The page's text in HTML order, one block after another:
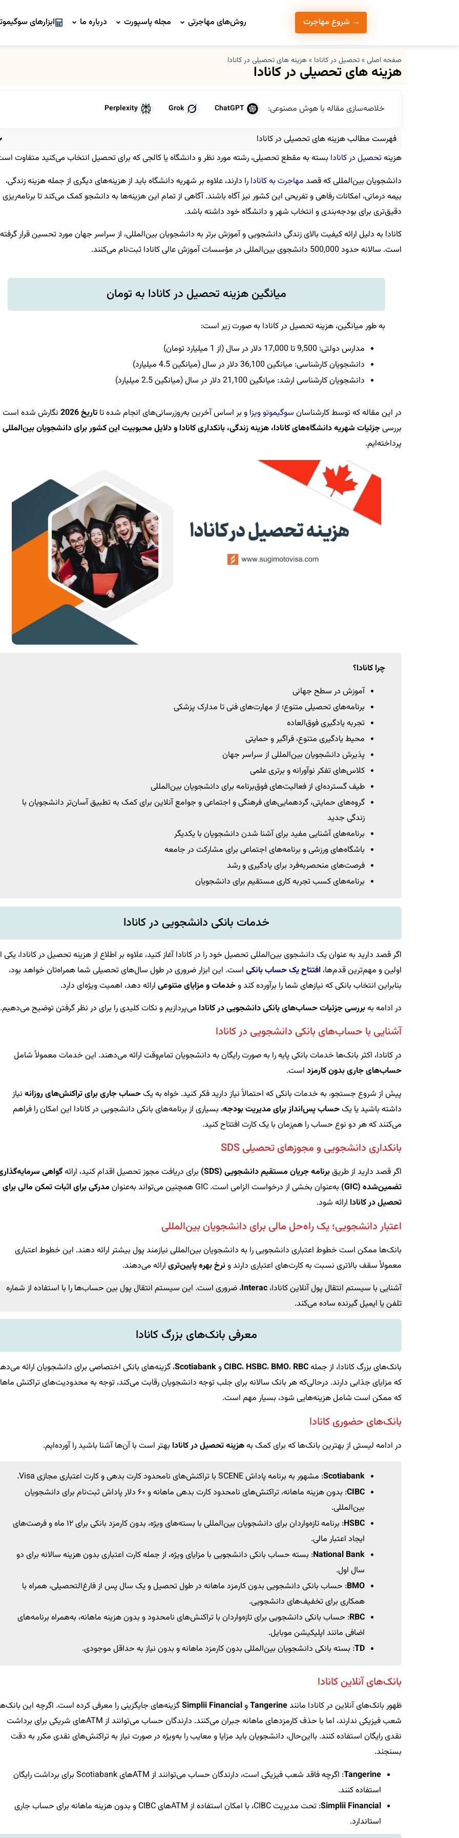
روش‌های مهاجرتی مجله پاسپورت درباره ما ابزارهای → شروع مهاجرت
صفحه اصلی»تحصیل در کانادا » هزینه های تحصیلی در کانادا
هزینه های تحصیلی در کانادا
خلاصه‌سازی مقاله با هوش مصنوعی: ChatGPT
Grok
Perplexity
فهرست مطالب هزینه های تحصیلی در کانادا
هزینهتحصیل در کانادا بسته به مقطع تحصیلی، رشته مورد نظر و دانشگاه یا کالجی که برای تحصیل انتخاب می‌کنید متفاوت
دانشجویان بین‌المللی که قصد مهاجرت به کانادا را دارند، علاوه بر شهریه دانشگاه باید از هزینه‌های دیگری از جمله هزینه زندگی،
بیمه درمانی، امکانات رفاهی و تفریحی این کشور نیز آگاه باشند. آگاهی از تمام این هزینه‌ها به دانشجو کمک می‌کند تا برنامه‌ریزی
دقیق‌تری برای بودجه‌بندی و انتخاب شهر و دانشگاه خود داشته باشد.
کانادا به دلیل ارائه کیفیت بالای زندگی دانشجویی و آموزش برتر به دانشجویان بین‌المللی، از سراسر جهان مورد تحسین قرار گرفته
است. سالانه حدود 500,000 دانشجوی بین‌المللی در مؤسسات آموزش عالی کانادا ثبت‌نام می‌کنند.
میانگین هزینه تحصیل در کانادا به تومان
به طور میانگین، هزینه تحصیل در کانادا به صورت زیر است:
مدارس دولتی: 9,500 تا 17,000 دلار در سال (از 1 میلیارد تومان)
دانشجویان کارشناسی: میانگین 36,100 دلار در سال (میانگین 4.5 میلیارد)
دانشجویان کارشناسی ارشد: میانگین 21,100 دلار در سال (میانگین 2.5 میلیارد)
در این مقاله که توسط کارشناسان سوگیموتو ویزا و بر اساس آخرین به‌روزرسانی‌های انجام شده تا تاریخ 2026
نگارش شده است
بررسیجزئیات شهریه دانشگاه‌های کانادا، هزینه زندگی، بانکداری کانادا و دلایل محبوبیت این کشور برای دانشجویان بین‌المللی
پرداخته‌ایم.
چرا کانادا؟
آموزش در سطح جهانی
برنامه‌های تحصیلی متنوع؛ از مهارت‌های فنی تا مدارک پزشکی
تجربه یادگیری فوق‌العاده
محیط یادگیری متنوع، فراگیر و حمایتی
پذیرش دانشجویان بین‌المللی از سراسر جهان
کلاس‌های تفکر نوآورانه و برتری علمی
طیف گسترده‌ای از فعالیت‌های فوق‌برنامه برای دانشجویان بین‌المللی
گروه‌های حمایتی، گردهمایی‌های فرهنگی و اجتماعی و جوامع آنلاین برای کمک به تطبیق آسان‌تر دانشجویان با
زندگی جدید
برنامه‌های آشنایی مفید برای آشنا شدن دانشجویان با یکدیگر
باشگاه‌های ورزشی و برنامه‌های اجتماعی برای مشارکت در جامعه
فرصت‌های منحصربه‌فرد برای یادگیری و رشد
برنامه‌های کسب تجربه کاری مستقیم برای دانشجویان
خدمات بانکی دانشجویی در کانادا
اگر قصد دارید به عنوان یک دانشجوی بین‌المللی تحصیل خود را در کانادا آغاز کنید، علاوه بر اطلاع از هزینه تحصیل در کانادا، یکی
اولین و مهم‌ترین قدم‌ها، افتتاح یک حساب بانکی است. این ابزار ضروری در طول سال‌های تحصیلی شما همراه‌تان خواهد بود،
بنابراین انتخاب بانکی که نیازهای شما را برآورده کند وخدمات و مزایای متنوعی ارائه دهد، اهمیت ویژه‌ای دارد.
در ادامه بهبررسی جزئیات حساب‌های بانکی دانشجویی در کانادا می‌پردازیم و نکات کلیدی را برای در نظر گرفتن توضیح می‌دهیم.
آشنایی با حساب‌های بانکی دانشجویی در کانادا
در کانادا، اکثر بانک‌ها خدمات بانکی پایه را به صورت رایگان به دانشجویان تمام‌وقت ارائه می‌دهند. این خدمات معمولاً شامل
حساب‌های جاری بدون کارمزد است.
پیش از شروع جستجو، به خدمات بانکی که احتمالاً نیاز دارید فکر کنید. خواه به یکحساب جاری برای تراکنش‌های روزانه نیاز
داشته باشید یا یکحساب پس‌انداز برای مدیریت بودجه، بسیاری از برنامه‌های بانکی دانشجویی در کانادا این امکان را فراهم
می‌کنند که هر دو نوع حساب را هم‌زمان با یک کارت افتتاح کنید.
بانکداری دانشجویی و مجوزهای تحصیلی SDS
اگر قصد دارید از طریقبرنامه جریان مستقیم دانشجویی (SDS) برای دریافت مجوز تحصیل اقدام کنید، ارائهگواهی
تضمین‌شده (GIC)
به‌عنوان بخشی از درخواست الزامی است. GIC همچنین می‌تواند به‌عنوان
مدرکی برای اثبات تمکن مالی برای
تحصیل در کانادا ارائه شود.
اعتبار دانشجویی؛ یک راه‌حل مالی برای دانشجویان بین‌المللی
بانک‌ها ممکن است خطوط اعتباری دانشجویی را به دانشجویان بین‌المللی نیازمند پول بیشتر ارائه دهند. این خطوط اعتباری
معمولاً سقف بالاتری نسبت به کارت‌های اعتباری دارند و نرخ بهره پایین‌تری ارائه می‌دهند.
آشنایی با سیستم انتقال پول آنلاین کانادا، Interac، ضروری است. این سیستم انتقال پول بین حساب‌ها را با استفاده از شماره
تلفن یا ایمیل گیرنده ساده می‌کند.
معرفی بانک‌های بزرگ کانادا
بانک‌های بزرگ کانادا، از جمله CIBC، HSBC، BMO، RBC وScotiabank، گزینه‌های بانکی اختصاصی برای دانشجویان ارائه
که مزایای جذابی دارند. درحالی‌که هر بانک سالانه برای جلب توجه دانشجویان رقابت می‌کند، توجه به محدودیت‌های تراکنش
که ممکن است شامل هزینه‌هایی شود، بسیار مهم است.
بانک‌های حضوری کانادا
در ادامه لیستی از بهترین بانک‌ها که برای کمک بههزینه تحصیل در کانادا بهتر است با آن‌ها آشنا باشید را آورده‌ایم.
Scotiabank: مشهور به برنامه پاداش SCENE با تراکنش‌های نامحدود کارت بدهی و کارت اعتباری مجازی Visa.
CIBC
: بدون هزینه ماهانه، تراکنش‌های نامحدود کارت بدهی ماهانه و ۶۰ دلار پاداش ثبت‌نام برای دانشجویان
بین‌المللی.
HSBC
: برنامه تازه‌واردان برای دانشجویان بین‌المللی با بسته‌های ویژه، بدون کارمزد بانکی برای ۱۲ ماه و فرصت‌های
ایجاد اعتبار مالی.
National Bank: بسته حساب بانکی دانشجویی با مزایای ویژه، از جمله کارت اعتباری بدون هزینه سالانه برای دو
سال اول.
BMO: حساب بانکی دانشجویی بدون کارمزد ماهانه در طول تحصیل و یک سال پس از فارغ‌التحصیلی، همراه با
همکاری برای تخفیف‌های دانشجویی.
RBC: حساب بانکی دانشجویی برای تازه‌واردان با تراکنش‌های نامحدود و بدون هزینه ماهانه، به‌همراه برنامه‌های
اضافی مانند اپلیکیشن موبایل.
TD: بسته بانکی دانشجویان بین‌المللی بدون کارمزد ماهانه و بدون نیاز به حداقل موجودی.
بانک‌های آنلاین کانادا
ظهور بانک‌های آنلاین در کانادا مانندTangerineوSimplii Financialگزینه‌های جایگزینی را معرفی کرده است. اگرچه این
شعب فیزیکی ندارند، اما با حذف کارمزدهای ماهانه جبران می‌کنند. دارندگان حساب می‌توانند از ATMهای شریکی برای برداشت
نقدی رایگان استفاده کنند. بااین‌حال، دانشجویان باید مزایا و معایب را به‌ویژه در صورت نیاز به تراکنش‌های نقدی مکرر به دقت
بسنجند.
Tangerine
: اگرچه فاقد شعب فیزیکی است، دارندگان حساب می‌توانند از ATMهای Scotiabank برای برداشت رایگان
استفاده کنند.
Simplii Financial
: تحت مدیریت CIBC، با امکان استفاده از ATMهای CIBC و بدون هزینه ماهانه برای حساب جاری
استاندارد.